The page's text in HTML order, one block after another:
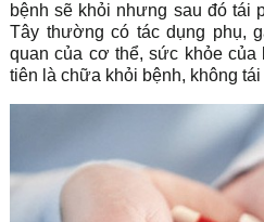
bệnh sẽ khỏi nhưng sau đó tái
Tây thường có tác dụng phụ,
quan của cơ thể, sức khỏe của
tiên là chữa khỏi bệnh, không tái